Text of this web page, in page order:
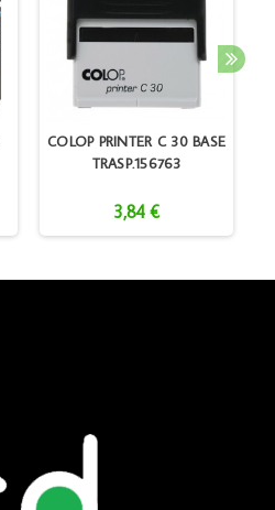
COLOP PRINTER C 30 BASE
TRASP.156763
3,84 €